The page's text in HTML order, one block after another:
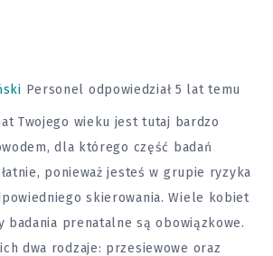
Personel odpowiedział 5 lat temu
Twojego wieku jest tutaj bardzo
dla którego część badań
ponieważ jesteś w grupie ryzyka
skierowania. Wiele kobiet
badania prenatalne są obowiązkowe.
dwa rodzaje: przesiewowe oraz